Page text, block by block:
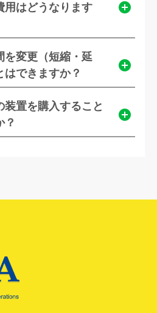
用はどうなります
を変更（短縮・延
はできますか？
装置を購入すること
？